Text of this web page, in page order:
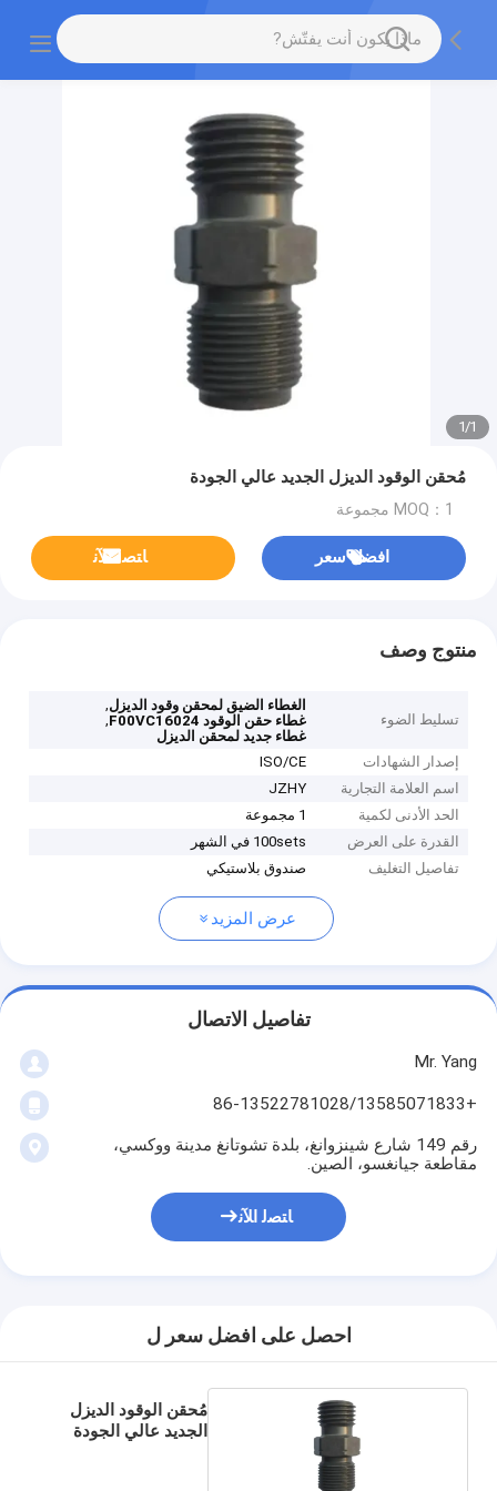
1
/
1
مُحقن الوقود الديزل الجديد عالي الجودة
MOQ：1 مجموعة
افضل سعر ﺎﺘﺼﻟ ﺍﻶﻧ
منتوج وصف
تسليط الضوء
الغطاء الضيق لمحقن وقود الديزل,
غطاء حقن الوقود F00VC16024
,
غطاء جديد لمحقن الديزل
إصدار الشهادات
ISO/CE
اسم العلامة التجارية
JZHY
الحد الأدنى لكمية
1 مجموعة
القدرة على العرض
100sets في الشهر
تفاصيل التغليف
صندوق بلاستيكي
عرض المزيد
تفاصيل الاتصال
Mr. Yang
+86-13522781028/13585071833
رقم 149 شارع شينزوانغ، بلدة تشوتانغ مدينة ووكسي،
مقاطعة جيانغسو، الصين.
ﺎﺘﺼﻟ ﺍﻶﻧ
احصل على افضل سعر ل
مُحقن الوقود الديزل
الجديد عالي الجودة